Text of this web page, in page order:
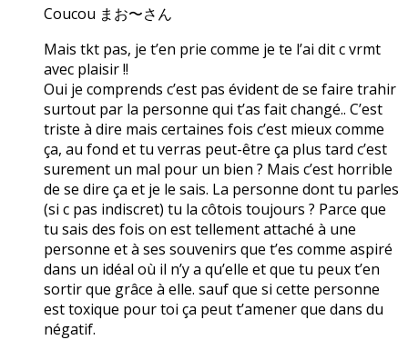
Coucou まお〜さん
Mais tkt pas, je t’en prie comme je te l’ai dit c vrmt
avec plaisir !!
Oui je comprends c’est pas évident de se faire trahir
surtout par la personne qui t’as fait changé.. C’est
triste à dire mais certaines fois c’est mieux comme
ça, au fond et tu verras peut-être ça plus tard c’est
surement un mal pour un bien ? Mais c’est horrible
de se dire ça et je le sais. La personne dont tu parles
(si c pas indiscret) tu la côtois toujours ? Parce que
tu sais des fois on est tellement attaché à une
personne et à ses souvenirs que t’es comme aspiré
dans un idéal où il n’y a qu’elle et que tu peux t’en
sortir que grâce à elle. sauf que si cette personne
est toxique pour toi ça peut t’amener que dans du
négatif.